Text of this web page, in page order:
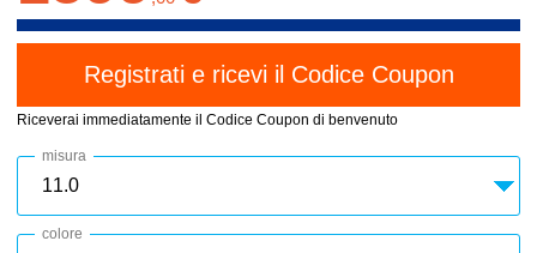
Riceverai immediatamente il Codice Coupon di benvenuto
misura
colore